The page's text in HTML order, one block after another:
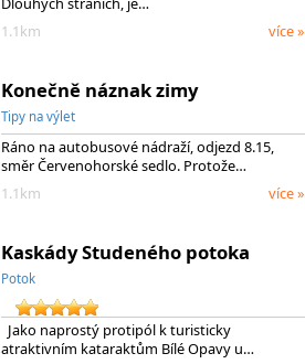
1.1km
více »
Konečně náznak zimy
Tipy na výlet
Ráno na autobusové nádraží, odjezd 8.15,
směr Červenohorské sedlo. Protože…
1.1km
více »
Kaskády Studeného potoka
Potok
Jako naprostý protipól k turisticky
atraktivním kataraktům Bílé Opavy u…